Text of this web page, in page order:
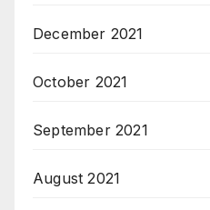
December 2021
October 2021
September 2021
August 2021